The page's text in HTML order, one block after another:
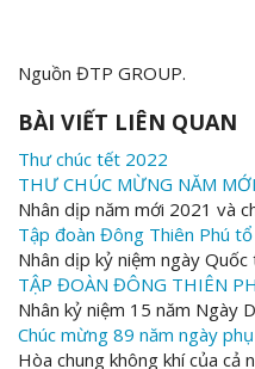
Nguồn ĐTP GROUP.
BÀI VIẾT LIÊN QUAN
Thư chúc tết 2022
THƯ CHÚC MỪNG NĂM
Nhân dịp năm mới 2021 và
Tập đoàn Đông Thiên Phú
Nhân dịp kỷ niệm ngày
TẬP ĐOÀN ĐÔNG THIÊN
Nhân kỷ niệm 15 năm Ngày
Chúc mừng 89 năm ngày
Hòa chung không khí của